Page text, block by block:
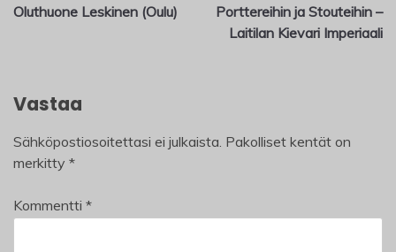
Oluthuone Leskinen (Oulu)
Porttereihin ja Stouteihin –
Laitilan Kievari Imperiaali
Vastaa
Sähköpostiosoitettasi ei julkaista. Pakolliset kentät on
merkitty *
Kommentti *